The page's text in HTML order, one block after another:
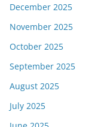
December 2025
November 2025
October 2025
September 2025
August 2025
July 2025